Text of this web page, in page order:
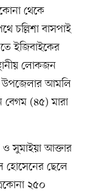
থেকে
চল্লিশা বাসপাই
ইজিবাইকের
লোকজন
উপজেলার আমলি
বেগম (৪৫) মারা
সুমাইয়া আক্তার
হোসেনের ছেলে
২৫০